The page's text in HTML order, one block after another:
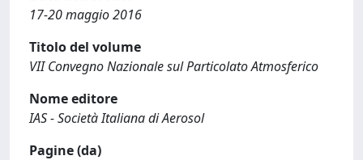
17-20 maggio 2016
Titolo del volume
VII Convegno Nazionale sul Particolato Atmosferico
Nome editore
IAS - Società Italiana di Aerosol
Pagine (da)